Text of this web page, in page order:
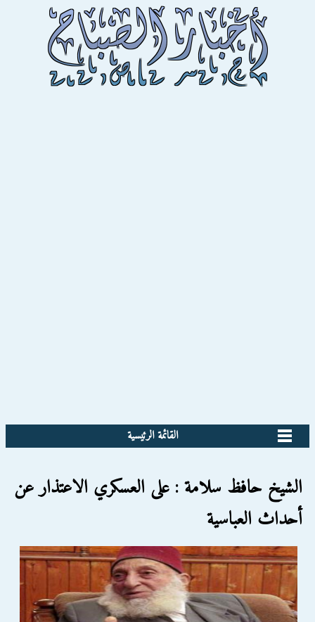
القائمة الرئيسية
الشيخ حافظ سلامة : على العسكري الاعتذار عن
أحداث العباسية